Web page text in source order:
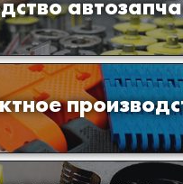
для
изделий из
по образцам
чертежам